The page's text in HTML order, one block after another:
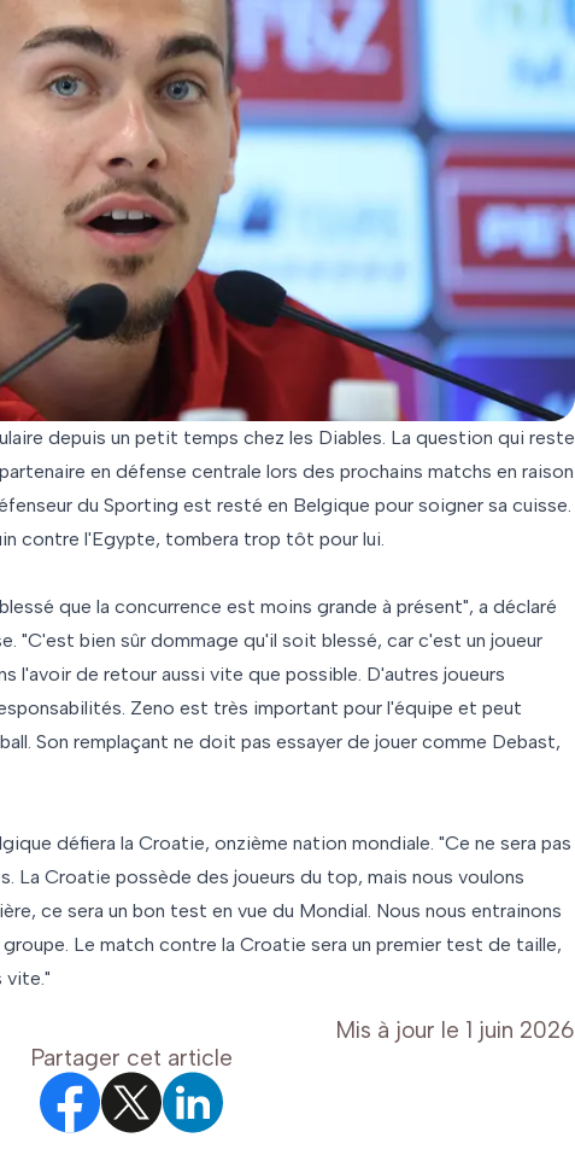
depuis un petit temps chez les Diables. La question qui reste
en défense centrale lors des prochains matchs en raison
du Sporting est resté en Belgique pour soigner sa cuisse.
contre l'Egypte, tombera trop tôt pour lui.
que la concurrence est moins grande à présent", a déclaré
"C'est bien sûr dommage qu'il soit blessé, car c'est un joueur
l'avoir de retour aussi vite que possible. D'autres joueurs
Zeno est très important pour l'équipe et peut
Son remplaçant ne doit pas essayer de jouer comme Debast,
défiera la Croatie, onzième nation mondiale. "Ce ne sera pas
La Croatie possède des joueurs du top, mais nous voulons
ce sera un bon test en vue du Mondial. Nous nous entrainons
Le match contre la Croatie sera un premier test de taille,
vite."
Mis à jour le 1 juin 2026
Partager cet article